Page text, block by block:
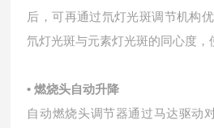
后，可再通过氘灯光斑调节机构
氘灯光斑与元素灯光斑的同心度
• 燃烧头自动升降
自动燃烧头调节器通过马达驱动